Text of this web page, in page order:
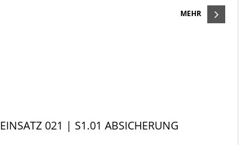
MEHR
EINSATZ 021 | S1.01 ABSICHERUNG